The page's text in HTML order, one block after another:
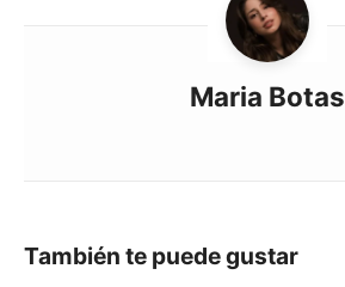
Maria Botas
También te puede gustar